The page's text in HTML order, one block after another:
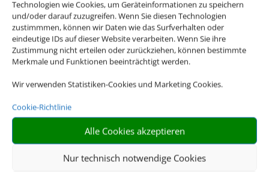
Technologien wie Cookies, um Geräteinformationen zu speichern
und/oder darauf zuzugreifen. Wenn Sie diesen Technologien
zustimmmen, können wir Daten wie das Surfverhalten oder
eindeutige IDs auf dieser Website verarbeiten. Wenn Sie ihre
Zustimmung nicht erteilen oder zurückziehen, können bestimmte
Merkmale und Funktionen beeinträchtigt werden.
Wir verwenden Statistiken-Cookies und Marketing Cookies.
Cookie-Richtlinie
Alle Cookies akzeptieren
Nur technisch notwendige Cookies